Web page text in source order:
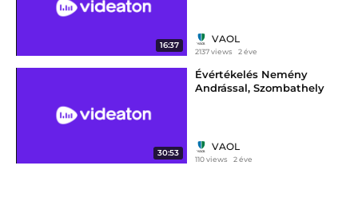
16:37
VAOL
2137 views 2 éve
30:53
Évértékelés Nemény
Andrással, Szombathely
VAOL
110 views 2 éve